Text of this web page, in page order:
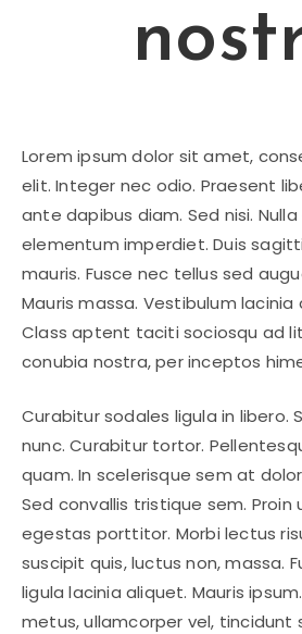
Lorem ipsum dolor sit amet,
elit. Integer nec odio. Praesent
ante dapibus diam. Sed nisi.
elementum imperdiet. Duis
mauris. Fusce nec tellus sed
Mauris massa. Vestibulum lacinia
Class aptent taciti sociosqu ad
conubia nostra, per inceptos
Curabitur sodales ligula in libero.
nunc. Curabitur tortor.
quam. In scelerisque sem at
Sed convallis tristique sem. Proin
egestas porttitor. Morbi lectus
suscipit quis, luctus non, massa.
ligula lacinia aliquet. Mauris
metus, ullamcorper vel, tincidunt